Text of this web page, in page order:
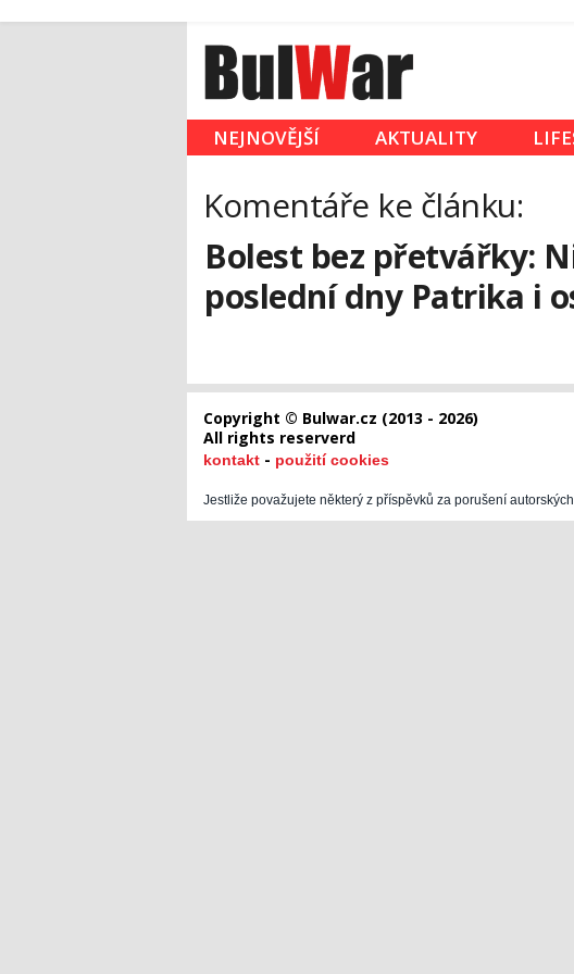
NEJNOVĚJŠÍ AKTUALITY
Komentáře ke článku:
Bolest bez přetvářky:
poslední dny Patrika i
Copyright © Bulwar.cz (2013 - 2026)
All rights reserverd
kontakt - použití cookies
Jestliže považujete některý z příspěvků za porušení